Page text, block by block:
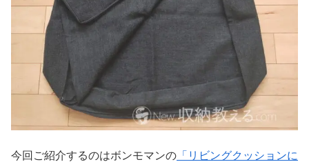
今回ご紹介するのはボンモマンの 「リビングクッションに